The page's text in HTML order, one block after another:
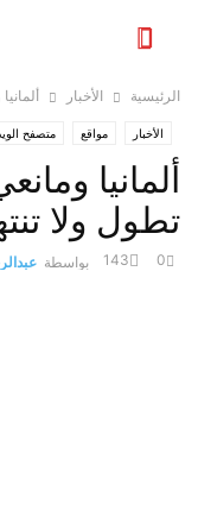
الرئيسية الأخبار
الأخبار مواقع متصفح
ألمانيا
تطول ولا
بواسطة 0
143